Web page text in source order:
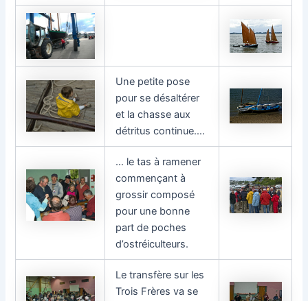
Une petite pose
pour se désaltérer
et la chasse aux
détritus continue….
… le tas à ramener
commençant à
grossir composé
pour une bonne
part de poches
d’ostréiculteurs.
Le transfère sur les
Trois Frères va se